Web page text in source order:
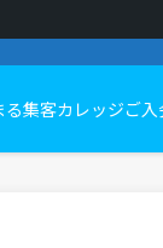
る集客カレッジご入